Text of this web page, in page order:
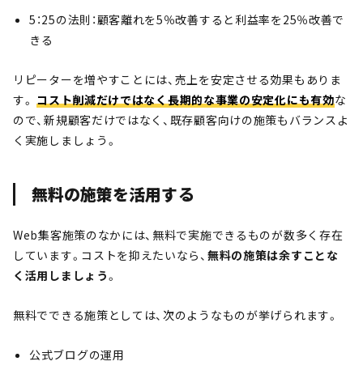
5：25の法則：顧客離れを5％改善すると利益率を25％改善で
きる
リピーターを増やすことには、売上を安定させる効果もありま
す。コスト削減だけではなく長期的な事業の安定化にも有効な
ので、新規顧客だけではなく、既存顧客向けの施策もバランスよ
く実施しましょう。
無料の施策を活用する
Web集客施策のなかには、無料で実施できるものが数多く存在
しています。コストを抑えたいなら、 無料の施策は余すことな
く活用しましょう。
無料でできる施策としては、次のようなものが挙げられます。
公式ブログの運用